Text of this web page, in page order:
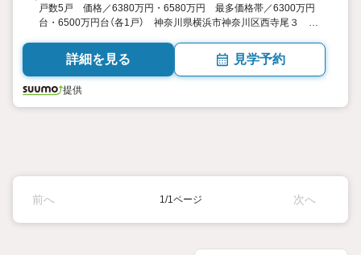
戸数5戸 価格／6380万円・6580万円 最多価格帯／6300万円
台・6500万円台（各1戸） 神奈川県横浜市神奈川区西寺尾３
▼未選択 by SUUMO
詳細を見る 見学予約
提供
前へ 1/1ページ 次へ